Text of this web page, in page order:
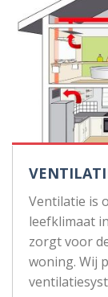
Ventilatie is
leefklimaat
zorgt voor
woning. Wij